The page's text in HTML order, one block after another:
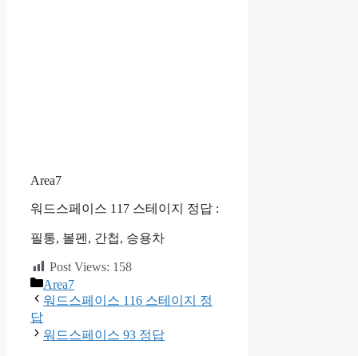
Area7
워드스페이스 117 스테이지 정답 :
필통, 볼펜, 간첩, 승용차
Post Views: 158
카
테
고
리
Area7
워드스페이스 116 스테이지 정
답
워드스페이스 93 정답